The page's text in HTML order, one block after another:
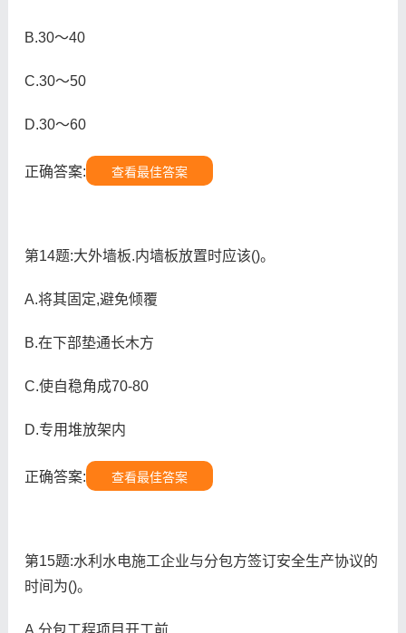
B.30～40
C.30～50
D.30～60
正确答案: 查看最佳答案
第14题:大外墙板.内墙板放置时应该()。
A.将其固定,避免倾覆
B.在下部垫通长木方
C.使自稳角成70-80
D.专用堆放架内
正确答案: 查看最佳答案
第15题:水利水电施工企业与分包方签订安全生产协议的
时间为()。
A.分包工程项目开工前